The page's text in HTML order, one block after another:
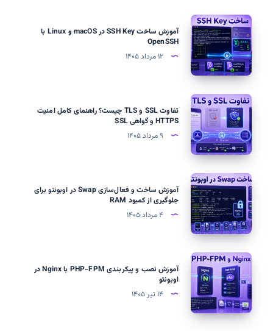
آموزش
ساخت
SSH
Key
در
macOS
و
Linux
با
OpenSSH
آموزش ساخت SSH Key در macOS و Linux با
OpenSSH
۱۲ مرداد ۱۴۰۵
تفاوت
SSL
و
TLS
چیست؟
راهنمای
کامل
امنیت
HTTPS
و
گواهی
SSL
تفاوت SSL و TLS چیست؟ راهنمای کامل امنیت
HTTPS و گواهی SSL
۹ مرداد ۱۴۰۵
آموزش
ساخت
و
فعال‌سازی
Swap
در
اوبونتو
برای
جلوگیری
از
آموزش ساخت و فعال‌سازی Swap در اوبونتو برای
جلوگیری از کمبود RAM
۴ مرداد ۱۴۰۵
آموزش
نصب
و
پیکربندی
PHP-
آموزش نصب و پیکربندی PHP-FPM با Nginx در
اوبونتو
۱۴ تیر ۱۴۰۵